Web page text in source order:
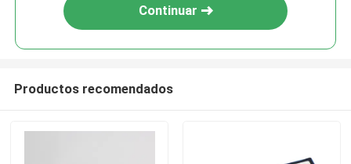
Continuar
Productos recomendados